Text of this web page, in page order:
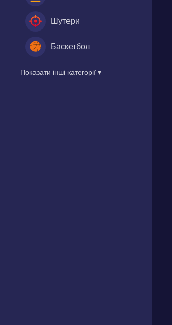
Шутери
Баскетбол
Показати інші категорії ▾